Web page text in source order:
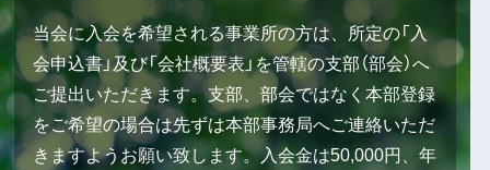
当会に入会を希望される事業所の方は、所定の「入
会申込書」及び「会社概要表」を管轄の支部（部会）へ
ご提出いただきます。支部、部会ではなく本部登録
をご希望の場合は先ずは本部事務局へご連絡いただ
きますようお願い致します。入会金は50,000円、年